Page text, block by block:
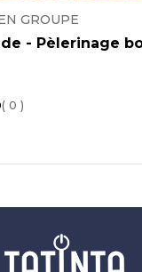
GROUPE
- Pèlerinage
( 0 )